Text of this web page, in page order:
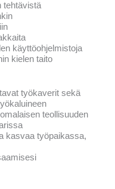
tehtävistä
käyttöohjelmistoja
kielen taito
työkaverit sekä
teollisuuden
kasvaa työpaikassa,